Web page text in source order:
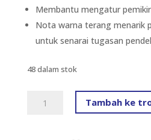
Membantu mengatur
Nota warna terang menarik
untuk senarai tugasan
48 dalam stok
Tambah ke